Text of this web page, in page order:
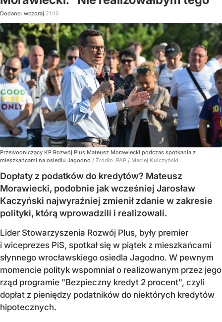
Dodano: wczoraj 21:16
Przewodniczący KP Rozwój Plus Mateusz Morawiecki podczas spotkania z
mieszkańcami na osiedlu Jagodno / Źródło: PAP / Maciej Kulczyński
Dopłaty z podatków do kredytów? Mateusz
Morawiecki, podobnie jak wcześniej Jarosław
Kaczyński najwyraźniej zmienił zdanie w zakresie
polityki, którą wprowadzili i realizowali.
Lider Stowarzyszenia Rozwój Plus, były premier
i wiceprezes PiS, spotkał się w piątek z mieszkańcami
słynnego wrocławskiego osiedla Jagodno. W pewnym
momencie polityk wspomniał o realizowanym przez jego
rząd programie "Bezpieczny kredyt 2 procent", czyli
dopłat z pieniędzy podatników do niektórych kredytów
hipotecznych.